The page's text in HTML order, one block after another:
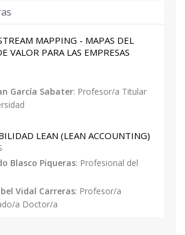
a aportar en la preinscripción:
o expediente académico
30 créditos ECTS pendientes para
estudios, incluyendo proyecto fin
el reconocimiento de prácticas por
en el área de Lean,
que lo cerfiquen para
ser evaluados por la dirección
título.
MAPPING - MAPAS DEL
VALOR PARA LAS EMPRESAS
García Sabater: Profesor/a Titular
LEAN (LEAN ACCOUNTING)
Blasco Piqueras: Profesional del
Vidal Carreras: Profesor/a
a Doctor/a